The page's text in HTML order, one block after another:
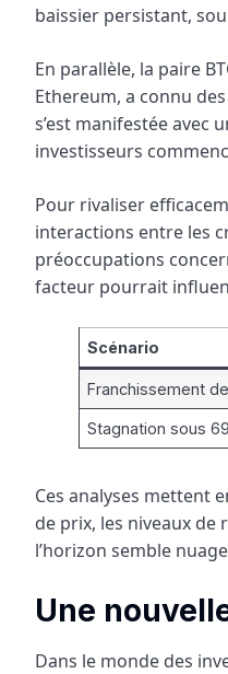
baissier persistant,
En parallèle, la paire
Ethereum, a connu
s’est manifestée avec
investisseurs
Pour rivaliser
interactions entre les
préoccupations
facteur pourrait
Scénario
Franchissement
Stagnation sous
Ces analyses mettent
de prix, les niveaux de
l’horizon semble
Une
Dans le monde des